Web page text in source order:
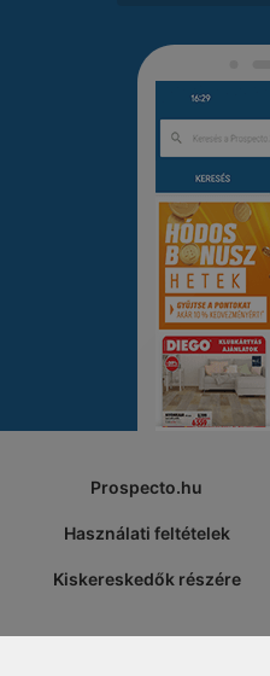
Prospecto.hu
Használati feltételek
Kiskereskedők részére